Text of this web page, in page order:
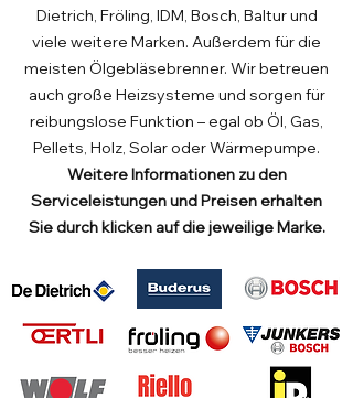
Dietrich, Fröling, IDM, Bosch, Baltur und
viele weitere Marken. Außerdem für die
meisten Ölgebläsebrenner. Wir betreuen
auch große Heizsysteme und sorgen für
reibungslose Funktion – egal ob Öl, Gas,
Pellets, Holz, Solar oder Wärmepumpe.
Weitere Informationen zu den
Serviceleistungen und Preisen erhalten
Sie durch klicken auf die jeweilige Marke.